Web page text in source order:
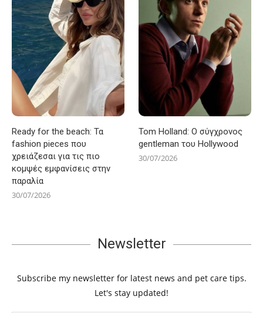
Ready for the beach: Τα
fashion pieces που
χρειάζεσαι για τις πιο
κομψές εμφανίσεις στην
παραλία
30/07/2026
Tom Holland: Ο σύγχρονος
gentleman του Hollywood
30/07/2026
Newsletter
Subscribe my newsletter for latest news and pet care tips.
Let's stay updated!